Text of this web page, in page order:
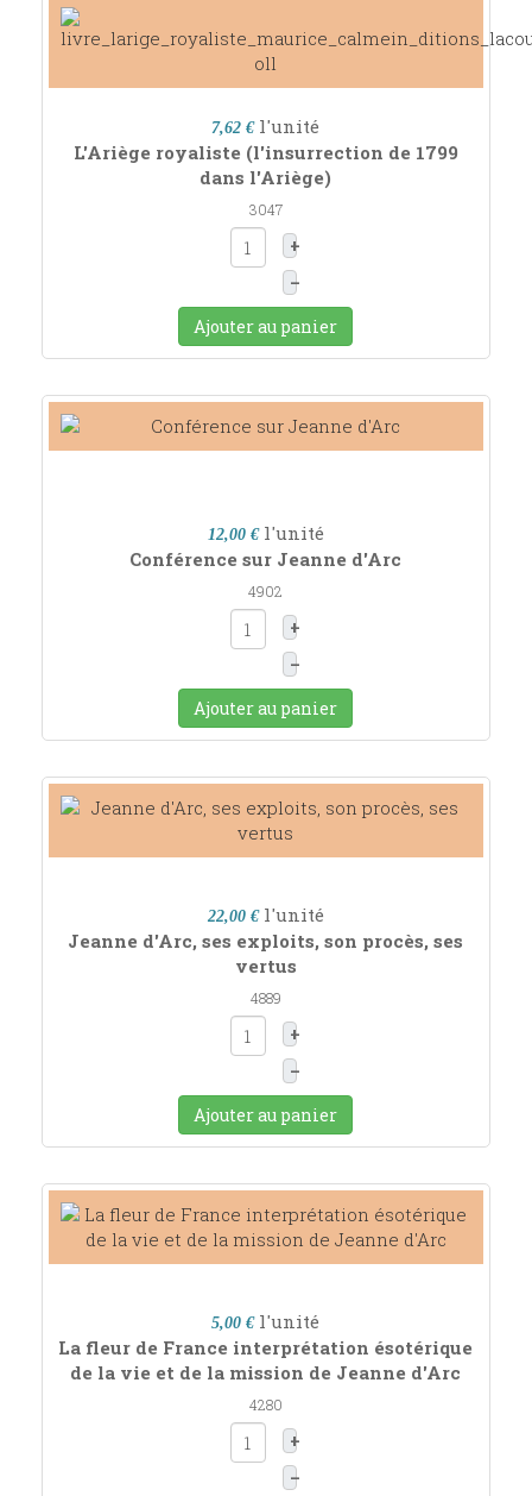
7,62 € l'unité
L'Ariège royaliste (l'insurrection de 1799
dans l'Ariège)
3047
+
–
Ajouter au panier
12,00 € l'unité
Conférence sur Jeanne d'Arc
4902
+
–
Ajouter au panier
22,00 € l'unité
Jeanne d'Arc, ses exploits, son procès, ses
vertus
4889
+
–
Ajouter au panier
5,00 € l'unité
La fleur de France interprétation ésotérique
de la vie et de la mission de Jeanne d'Arc
4280
+
–